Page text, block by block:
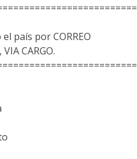
país por CORREO
CARGO.